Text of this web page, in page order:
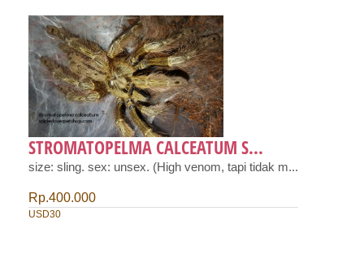
STROMATOPELMA CALCEATUM S...
size: sling. sex: unsex. (High venom, tapi tidak m...
Rp.400.000
USD30